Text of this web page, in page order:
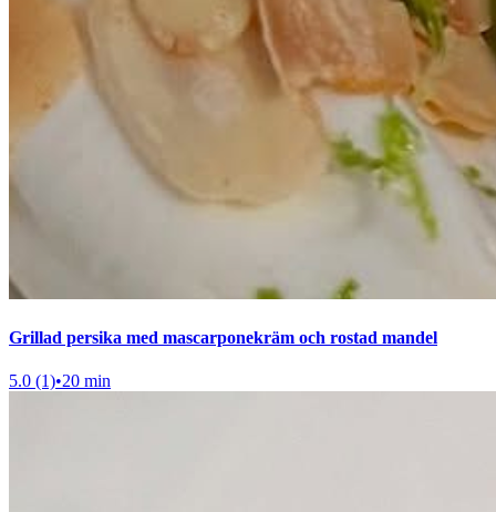
Grillad persika med mascarponekräm och rostad mandel
5.0 (1)•20 min